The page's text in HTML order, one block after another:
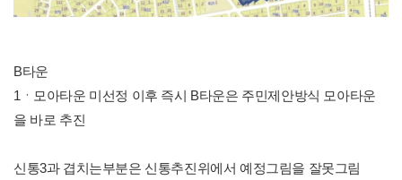
B타운
1ㆍ모아타운 미선정 이후 즉시 B타운은 주민제안방식 모아타운
을 바로 추진
신통3과 겹치는부분은 신통추진위에서 예정그림을 잘못그림